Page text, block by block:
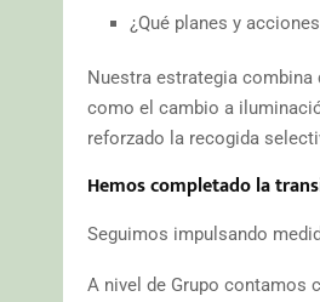
¿Qué planes y
Nuestra estrategia
como el cambio a
reforzado la recogida
Hemos completado la
Seguimos impulsando
A nivel de Grupo contamos